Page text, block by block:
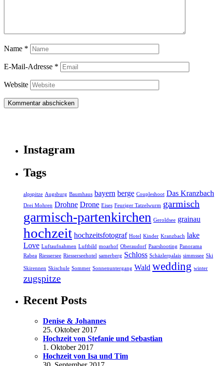
Name *
E-Mail-Adresse *
Website
Instagram
Tags
alpspitze Augsburg Baumhaus bayern berge Coupleshoot Das Kranzbach
Drei Mohren Drohne Drone Eises Feuriger Tatzelwurm garmisch
garmisch-partenkirchen Geroldsee grainau
hochzeit hochzeitsfotograf Hotel Kinder Kranzbach lake
Love Luftaufnahmen Luftbild moarhof Oberaudorf Paarshooting Panorama
Rabea Riessersee Riesserseehotel samerberg Schloss Schäzlerpalais simmssee Ski
Skirennen Skischule Sommer Sonnenuntergang Wald wedding winter
zugspitze
Recent Posts
Denise & Johannes
25. Oktober 2017
Hochzeit von Stefanie und Sebastian
1. Oktober 2017
Hochzeit von Isa und Tim